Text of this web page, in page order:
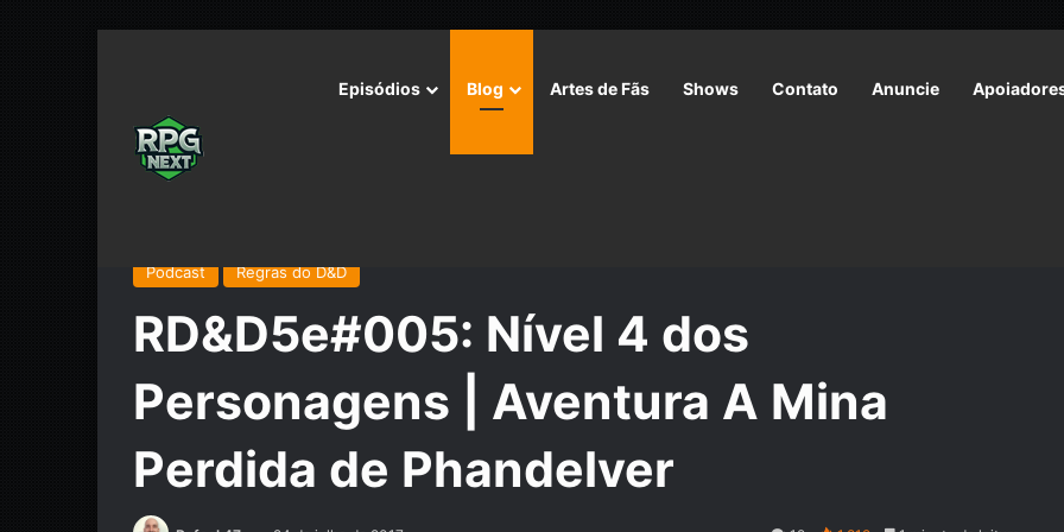
Episódios Blog Artes de Fãs Shows Contato Anuncie
Podcast Regras do D&D
RD&D5e#005: Nível 4 dos
Personagens | Aventura A Mina
Perdida de Phandelver